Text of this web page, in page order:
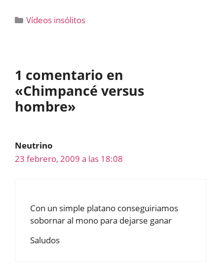
Categorías
Vídeos insólitos
1 comentario en
«Chimpancé versus
hombre»
Neutrino
23 febrero, 2009 a las 18:08
Con un simple platano conseguiriamos
sobornar al mono para dejarse ganar
Saludos